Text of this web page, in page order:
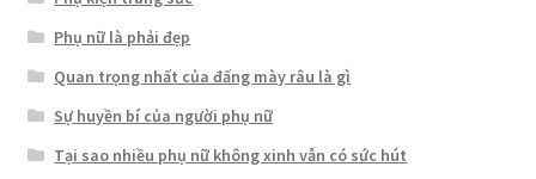
Phụ nữ là phải đẹp
Quan trọng nhất của đấng mày râu là gì
Sự huyền bí của người phụ nữ
Tại sao nhiều phụ nữ không xinh vẫn có sức hút